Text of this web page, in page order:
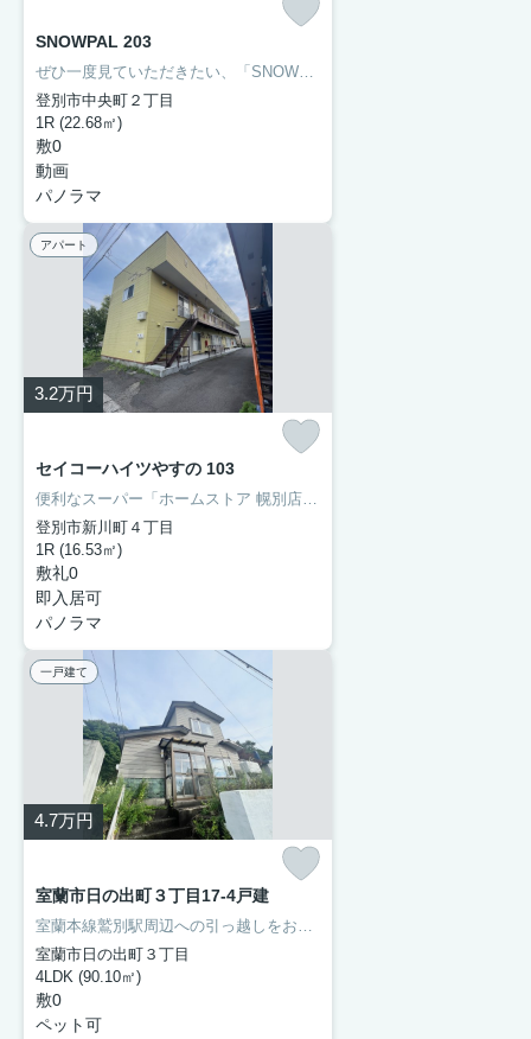
SNOWPAL 203
ぜひ一度見ていただきたい、「SNOWPAL」です。「SNOWPAL」のここがイチオシ。室内設備はシステムキッチン・全室照明付きなど豊富に揃っており、過ごしやすいお部屋になっております。収納はシューズボックス・クロゼットなどが備え付けられているので、衣類や日用品の収納に重宝します。こちらはフローリング張りの洋室がある物件となっています。
登別市中央町２丁目
1R (22.68㎡)
敷0
動画
パノラマ
アパート
3.2万円
セイコーハイツやすの 103
便利なスーパー「ホームストア 幌別店」まで221mです。室内設備は全室照明付き・エアコンなどが揃っているので、快適に過ごしやすいお部屋になります。駅まで徒歩14分の物件です。賃料3.2万円で利用することができる物件です。魅力も多い賃貸物件はいかがでしょうか。キレイなフローリングが気持ち良いアパートとなっています。
登別市新川町４丁目
1R (16.53㎡)
敷礼0
即入居可
パノラマ
一戸建て
4.7万円
室蘭市日の出町３丁目17-4戸建
室蘭本線鷲別駅周辺への引っ越しをお考えなら「室蘭市日の出町３丁目17-4戸建」。登別市立鷲別小学校が通学範囲内、学校まで徒歩16分。
室蘭市日の出町３丁目
4LDK (90.10㎡)
敷0
ペット可